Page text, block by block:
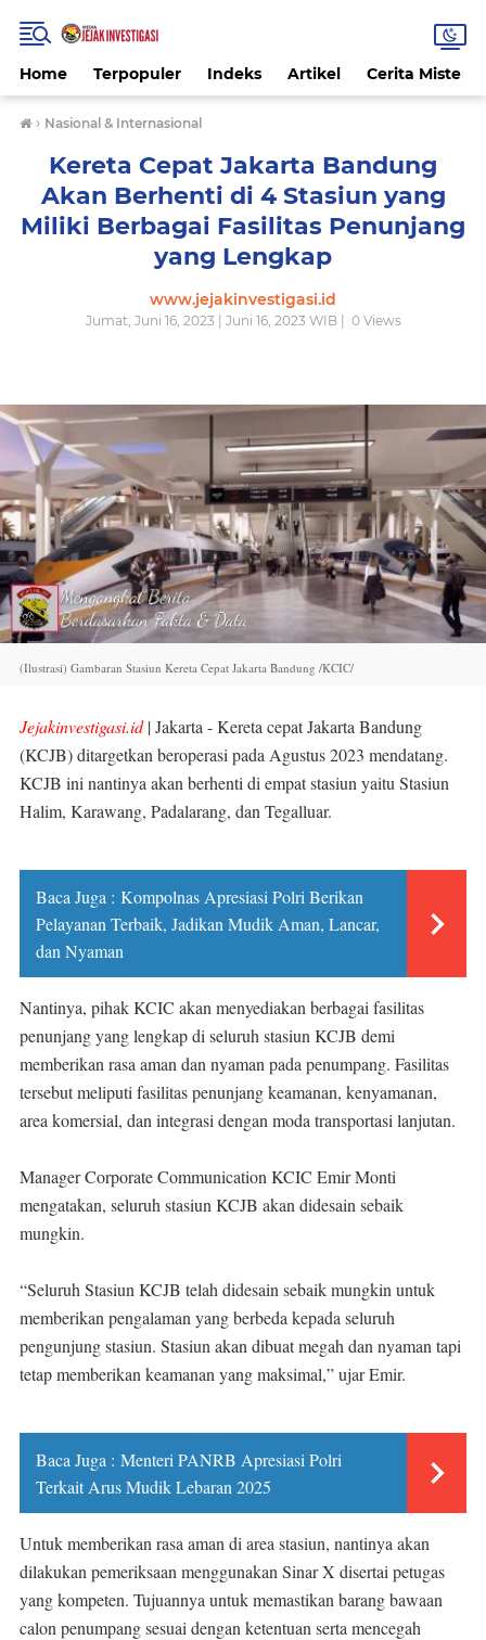
Home Terpopuler Indeks Artikel Cerita Misteri
› Nasional & Internasional
Kereta Cepat Jakarta Bandung
Akan Berhenti di 4 Stasiun yang
Miliki Berbagai Fasilitas Penunjang
yang Lengkap
www.jejakinvestigasi.id
Jumat, Juni 16, 2023 | Juni 16, 2023 WIB | 0Views
(Ilustrasi) Gambaran Stasiun Kereta Cepat Jakarta Bandung /KCIC/
Jejakinvestigasi.id| Jakarta - Kereta cepat Jakarta Bandung
(KCJB) ditargetkan beroperasi pada Agustus 2023 mendatang.
KCJB ini nantinya akan berhenti di empat stasiun yaitu Stasiun
Halim, Karawang, Padalarang, dan Tegalluar.
Baca Juga : Kompolnas Apresiasi Polri Berikan
Pelayanan Terbaik, Jadikan Mudik Aman, Lancar,
dan Nyaman
Nantinya, pihak KCIC akan menyediakan berbagai fasilitas
penunjang yang lengkap di seluruh stasiun KCJB demi
memberikan rasa aman dan nyaman pada penumpang. Fasilitas
tersebut meliputi fasilitas penunjang keamanan, kenyamanan,
area komersial, dan integrasi dengan moda transportasi lanjutan.
Manager Corporate Communication KCIC Emir Monti
mengatakan, seluruh stasiun KCJB akan didesain sebaik
mungkin.
“Seluruh Stasiun KCJB telah didesain sebaik mungkin untuk
memberikan pengalaman yang berbeda kepada seluruh
pengunjung stasiun. Stasiun akan dibuat megah dan nyaman tapi
tetap memberikan keamanan yang maksimal,” ujar Emir.
Baca Juga : Menteri PANRB Apresiasi Polri
Terkait Arus Mudik Lebaran 2025
Untuk memberikan rasa aman di area stasiun, nantinya akan
dilakukan pemeriksaan menggunakan Sinar X disertai petugas
yang kompeten. Tujuannya untuk memastikan barang bawaan
calon penumpang sesuai dengan ketentuan serta mencegah